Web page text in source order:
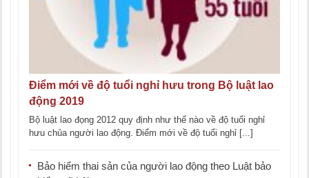
Điểm mới về độ tuổi nghỉ hưu trong Bộ luật lao
động 2019
Bộ luật lao đọng 2012 quy định như thế nào về độ tuổi nghỉ
hưu chủa người lao động. Điểm mới về độ tuổi nghỉ [...]
Bảo hiểm thai sản của người lao động theo Luật bảo